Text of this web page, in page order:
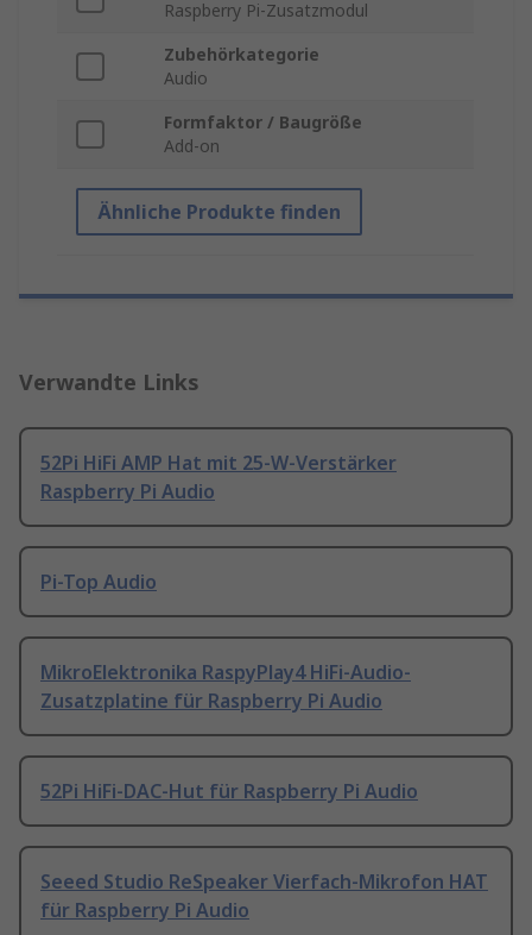
Raspberry Pi-Zusatzmodul
Zubehörkategorie
Audio
Formfaktor / Baugröße
Add-on
Ähnliche Produkte finden
Verwandte Links
52Pi HiFi AMP Hat mit 25-W-Verstärker
Raspberry Pi Audio
Pi-Top Audio
MikroElektronika RaspyPlay4 HiFi-Audio-
Zusatzplatine für Raspberry Pi Audio
52Pi HiFi-DAC-Hut für Raspberry Pi Audio
Seeed Studio ReSpeaker Vierfach-Mikrofon HAT
für Raspberry Pi Audio